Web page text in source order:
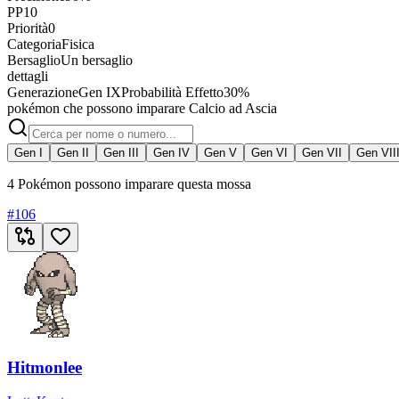
PP10
Priorità0
CategoriaFisica
BersaglioUn bersaglio
dettagli
GenerazioneGen IXProbabilità Effetto30%
pokémon che possono imparare Calcio ad Ascia
Gen I Gen II Gen III Gen IV Gen V Gen VI Gen VII Gen VIII
4 Pokémon possono imparare questa mossa
#106
Hitmonlee